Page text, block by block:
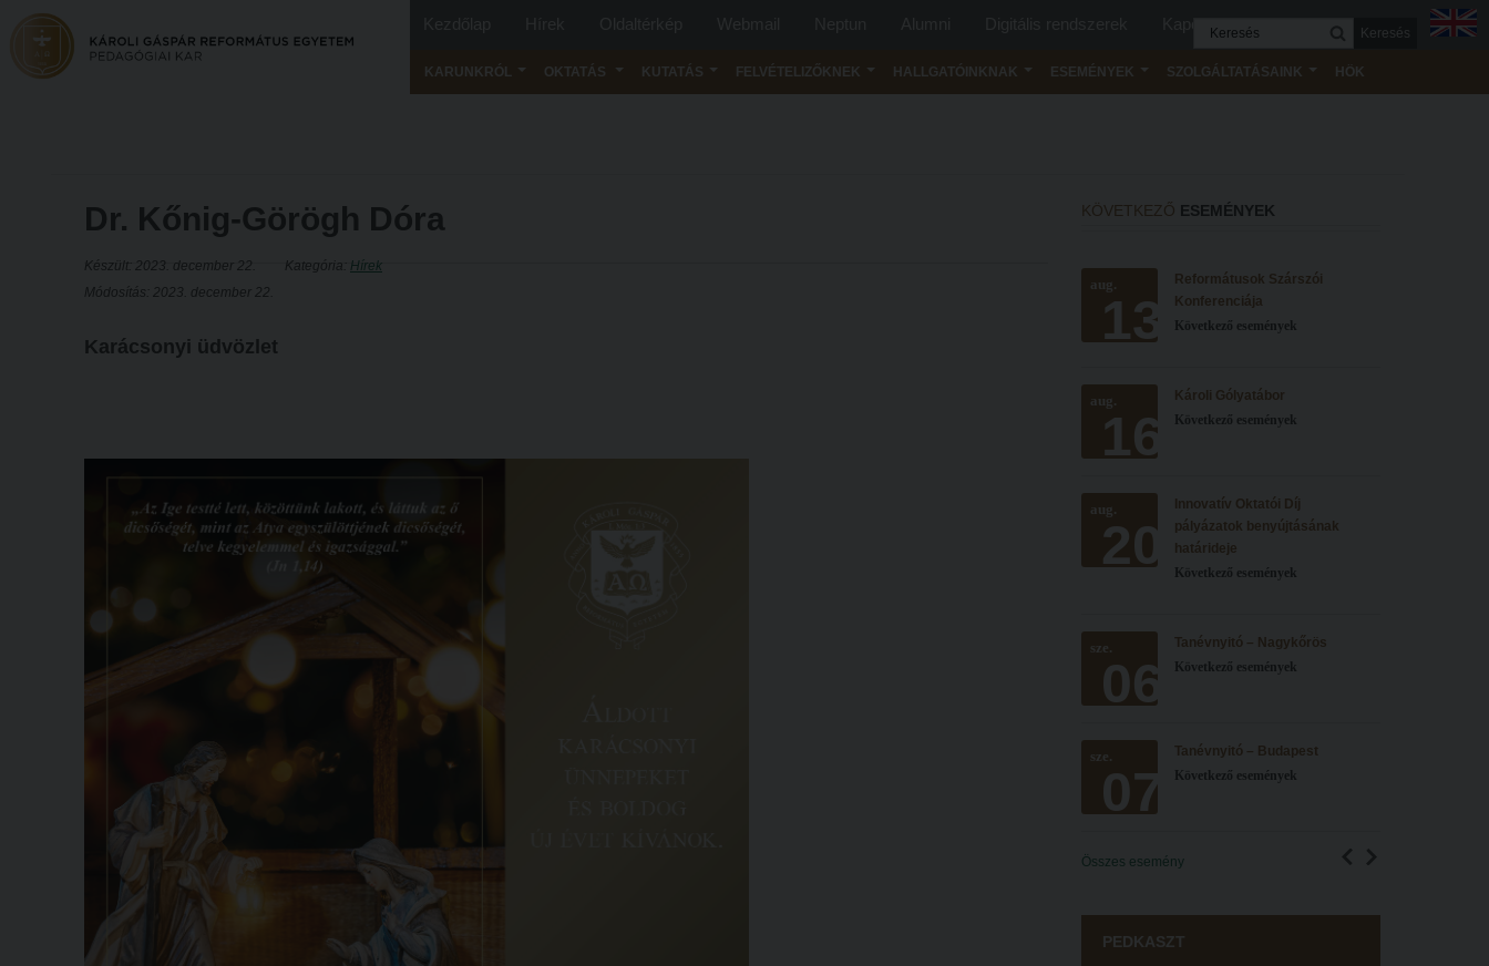
Kapcsolat
Keresés
KARUNKRÓL OKTATÁS KUTATÁS FELVÉTELIZŐKNEK HALLGATÓINKNAK ESEMÉNYEK SZOLGÁLTATÁSAINK HÖK
Dr. Kőnig-Görögh Dóra
Készült: 2023. december 22.
Módosítás: 2023. december 22.
Kategória: Hírek
Karácsonyi üdvözlet
KÖVETKEZŐ ESEMÉNYEK
aug.
13
Reformátusok Szárszói
Konferenciája
Következő események
aug.
16
Károli Gólyatábor
Következő események
aug.
20
Innovatív Oktatói Díj
pályázatok benyújtásának
határideje
Következő események
sze.
06
Tanévnyitó – Nagykőrös
Következő események
sze.
07
Tanévnyitó – Budapest
Következő események
Összes esemény
PEDKASZT